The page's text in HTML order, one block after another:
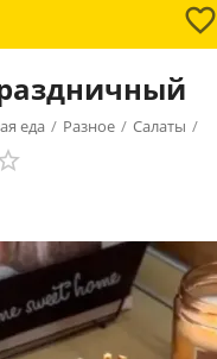

еда / Разное / Салаты /